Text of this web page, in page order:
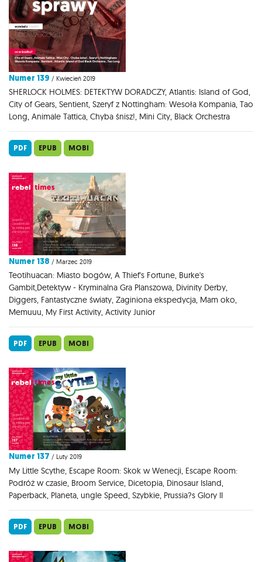
Numer 139 / Kwiecień 2019
SHERLOCK HOLMES: DETEKTYW DORADCZY, Atlantis: Island of God,
City of Gears, Sentient, Szeryf z Nottingham: Wesoła Kompania, Tao
Long, Animale Tattica, Chyba śnisz!, Mini City, Black Orchestra
PDF EPUB MOBI
Numer 138 / Marzec 2019
Teotihuacan: Miasto bogów, A Thief's Fortune, Burke's
Gambit,Detektyw - Kryminalna Gra Planszowa, Divinity Derby,
Diggers, Fantastyczne światy, Zaginiona ekspedycja, Mam oko,
Memuuu, My First Activity, Activity Junior
PDF EPUB MOBI
Numer 137 / Luty 2019
My Little Scythe, Escape Room: Skok w Wenecji, Escape Room:
Podróż w czasie, Broom Service, Dicetopia, Dinosaur Island,
Paperback, Planeta, ungle Speed, Szybkie, Prussia?s Glory II
PDF EPUB MOBI